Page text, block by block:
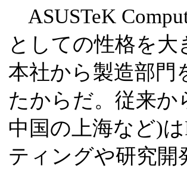
ASUSTeK
としての性格を
本社から製造部門
たからだ。従来か
中国の上海など)
ティングや研究開